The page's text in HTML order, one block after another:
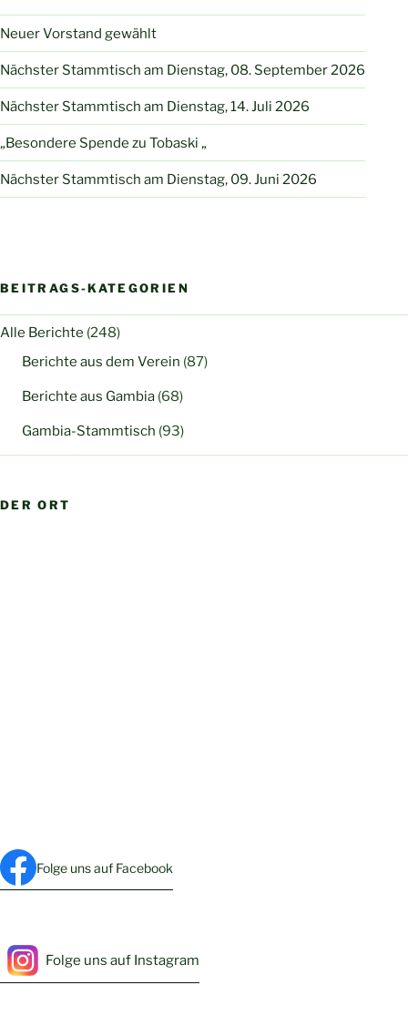
Neuer Vorstand gewählt
Nächster Stammtisch am Dienstag, 08. September 2026
Nächster Stammtisch am Dienstag, 14. Juli 2026
„Besondere Spende zu Tobaski „
Nächster Stammtisch am Dienstag, 09. Juni 2026
BEITRAGS-KATEGORIEN
Alle Berichte (248)
Berichte aus dem Verein (87)
Berichte aus Gambia (68)
Gambia-Stammtisch (93)
DER ORT
Folge uns auf Facebook
Folge uns auf Instagram